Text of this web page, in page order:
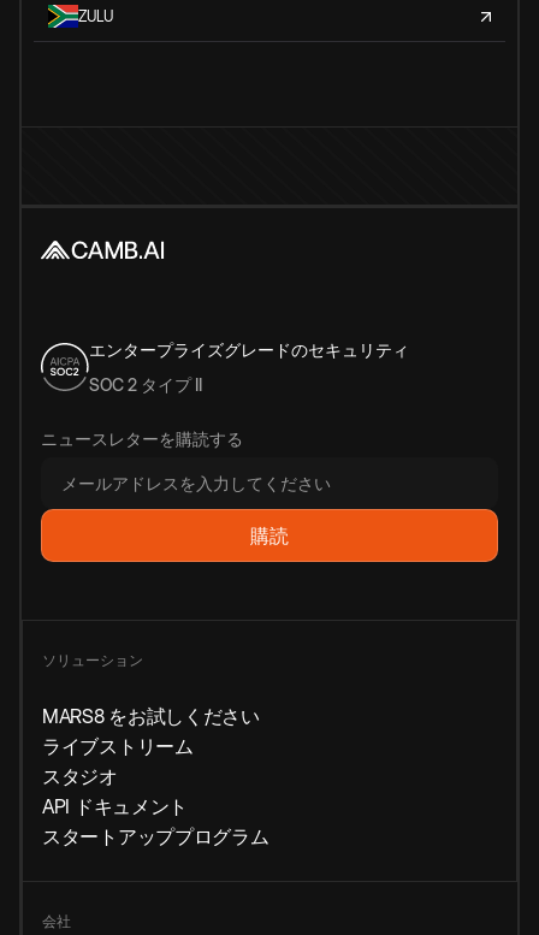
ZULU
エンタープライズグレードのセキュリティ
SOC 2 タイプ II
ニュースレターを購読する
ソリューション
MARS8 をお試しください
ライブストリーム
スタジオ
API ドキュメント
スタートアッププログラム
会社